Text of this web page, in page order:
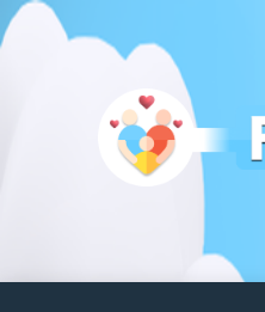
Skip
to
Familyfx
Your Daily Dose